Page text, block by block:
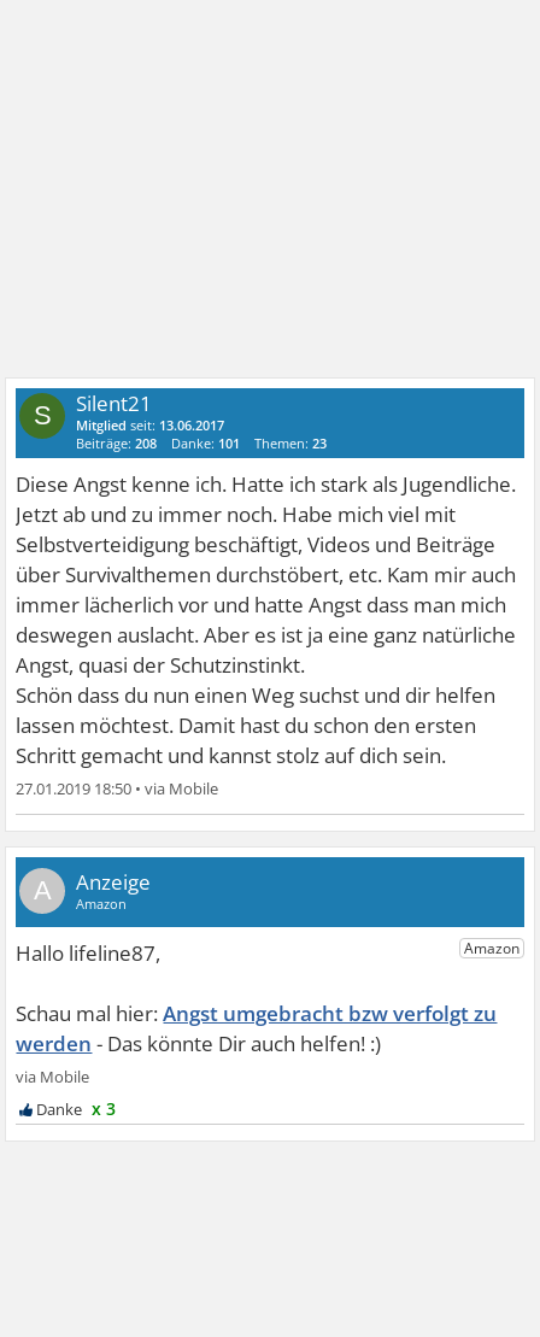
S Silent21
Mitglied seit: 13.06.2017
Beiträge:208 Danke: 101 Themen:23
Diese Angst kenne ich. Hatte ich stark als Jugendliche.
Jetzt ab und zu immer noch. Habe mich viel mit
Selbstverteidigung beschäftigt, Videos und Beiträge
über Survivalthemen durchstöbert, etc. Kam mir auch
immer lächerlich vor und hatte Angst dass man mich
deswegen auslacht. Aber es ist ja eine ganz natürliche
Angst, quasi der Schutzinstinkt.
Schön dass du nun einen Weg suchst und dir helfen
lassen möchtest. Damit hast du schon den ersten
Schritt gemacht und kannst stolz auf dich sein.
27.01.2019 18:50 •
A
Angst umgebracht bzw verfolgt zu
werden
x 3